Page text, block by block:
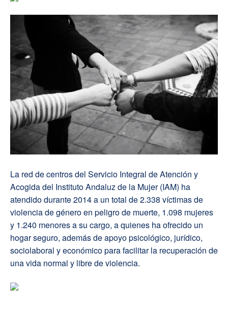
La red de centros del Servicio Integral de Atención y
Acogida del Instituto Andaluz de la Mujer (IAM) ha
atendido durante 2014 a un total de 2.338 víctimas de
violencia de género en peligro de muerte, 1.098 mujeres
y 1.240 menores a su cargo, a quienes ha ofrecido un
hogar seguro, además de apoyo psicológico, jurídico,
sociolaboral y económico para facilitar la recuperación de
una vida normal y libre de violencia.